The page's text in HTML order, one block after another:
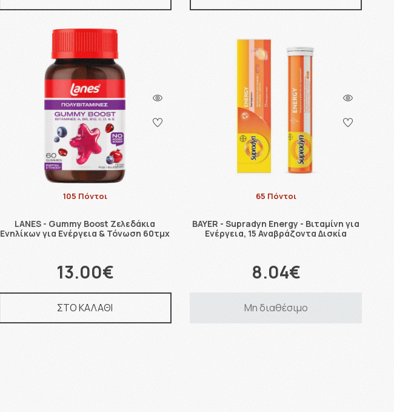
105 Πόντοι
LANES - Gummy Boost Ζελεδάκια
Ενηλίκων για Ενέργεια & Τόνωση 60τμχ
13.00€
ΣΤΟ ΚΑΛΑΘΙ
65 Πόντοι
BAYER - Supradyn Energy - Βιταμίνη για
Ενέργεια, 15 Αναβράζοντα Δισκία
8.04€
Μη διαθέσιμο